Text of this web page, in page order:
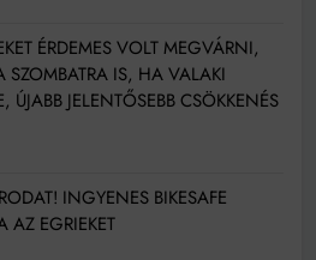
ÉRDEMES VOLT MEGVÁRNI,
SZOMBATRA IS, HA VALAKI
ÚJABB JELENTŐSEBB CSÖKKENÉS
INGYENES BIKESAFE
AZ EGRIEKET